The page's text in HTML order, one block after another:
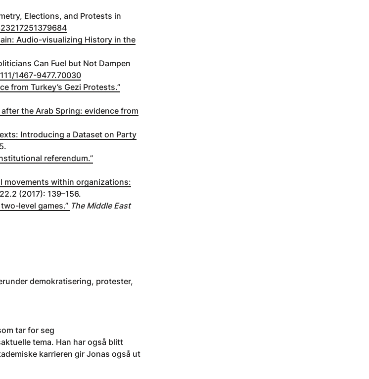
Elections, and Protests in
Audio-visualizing History in the
Can Fuel but Not Dampen
1467-9477.70030
from Turkey’s Gezi Protests.”
the Arab Spring: evidence from
Introducing a Dataset on Party
referendum.”
movements within organizations:
(2017): 139–156.
level games.” The Middle East
demokratisering, protester,
tar for seg
tema. Han har også blitt
karrieren gir Jonas også ut